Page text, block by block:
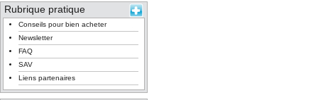
Rubrique pratique
Conseils pour bien acheter
Newsletter
FAQ
SAV
Liens partenaires